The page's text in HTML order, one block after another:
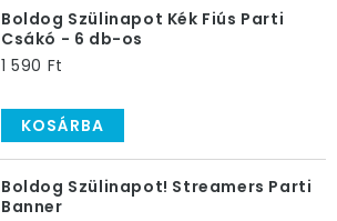
Boldog Szülinapot Kék Fiús Parti
Csákó - 6 db-os
1 590 Ft
KOSÁRBA
Boldog Szülinapot! Streamers Parti
Banner